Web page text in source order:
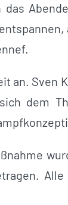
an.
dem